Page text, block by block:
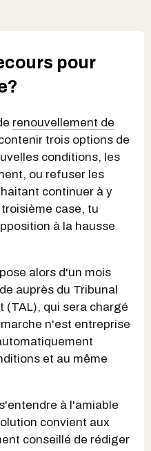
pour
renouvellement de
trois options de
conditions, les
ou refuser les
continuer à y
case, tu
à la hausse
alors d'un mois
auprès du Tribunal
qui sera chargé
n'est entreprise
et au même
à l'amiable
convient aux
conseillé de rédiger